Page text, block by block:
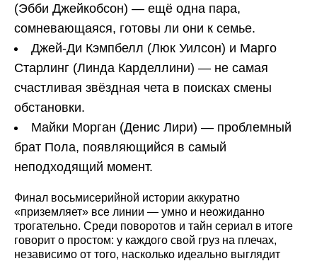
(Эбби Джейкобсон) — ещё одна пара,
сомневающаяся, готовы ли они к семье.
Джей-Ди Кэмпбелл (Люк Уилсон) и Марго
Старлинг (Линда Карделлини) — не самая
счастливая звёздная чета в поисках смены
обстановки.
Майки Морган (Денис Лири) — проблемный
брат Пола, появляющийся в самый
неподходящий момент.
Финал восьмисерийной истории аккуратно
«приземляет» все линии — умно и неожиданно
трогательно. Среди поворотов и тайн сериал в итоге
говорит о простом: у каждого свой груз на плечах,
независимо от того, насколько идеально выглядит